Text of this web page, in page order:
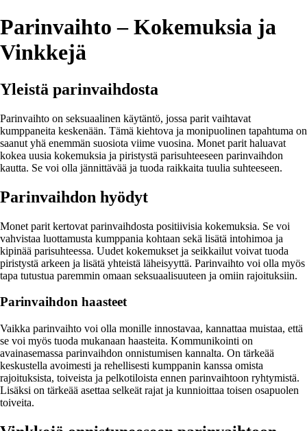
Parinvaihto – Kokemuksia ja
Vinkkejä
Yleistä parinvaihdosta
Parinvaihto on seksuaalinen käytäntö, jossa parit vaihtavat
kumppaneita keskenään. Tämä kiehtova ja monipuolinen tapahtuma on
saanut yhä enemmän suosiota viime vuosina. Monet parit haluavat
kokea uusia kokemuksia ja piristystä parisuhteeseen parinvaihdon
kautta. Se voi olla jännittävää ja tuoda raikkaita tuulia suhteeseen.
Parinvaihdon hyödyt
Monet parit kertovat parinvaihdosta positiivisia kokemuksia. Se voi
vahvistaa luottamusta kumppania kohtaan sekä lisätä intohimoa ja
kipinää parisuhteessa. Uudet kokemukset ja seikkailut voivat tuoda
piristystä arkeen ja lisätä yhteistä läheisyyttä. Parinvaihto voi olla myös
tapa tutustua paremmin omaan seksuaalisuuteen ja omiin rajoituksiin.
Parinvaihdon haasteet
Vaikka parinvaihto voi olla monille innostavaa, kannattaa muistaa, että
se voi myös tuoda mukanaan haasteita. Kommunikointi on
avainasemassa parinvaihdon onnistumisen kannalta. On tärkeää
keskustella avoimesti ja rehellisesti kumppanin kanssa omista
rajoituksista, toiveista ja pelkotiloista ennen parinvaihtoon ryhtymistä.
Lisäksi on tärkeää asettaa selkeät rajat ja kunnioittaa toisen osapuolen
toiveita.